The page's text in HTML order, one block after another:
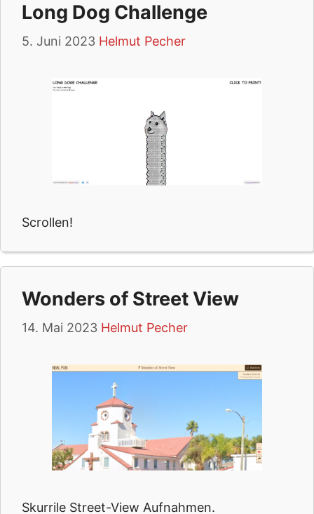
Long Dog Challenge
5. Juni 2023 Helmut Pecher
Scrollen!
Wonders of Street View
14. Mai 2023 Helmut Pecher
Skurrile Street-View Aufnahmen.